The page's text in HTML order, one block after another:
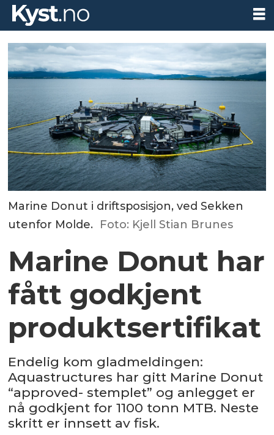
Marine Donut i driftsposisjon, ved Sekken
utenfor Molde. Foto: Kjell Stian Brunes
Marine Donut har
fått godkjent
produktsertifikat
Endelig kom gladmeldingen:
Aquastructures har gitt Marine Donut
“approved- stemplet” og anlegget er
nå godkjent for 1100 tonn MTB. Neste
skritt er innsett av fisk.